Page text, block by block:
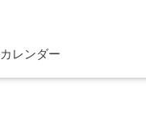
レンダー